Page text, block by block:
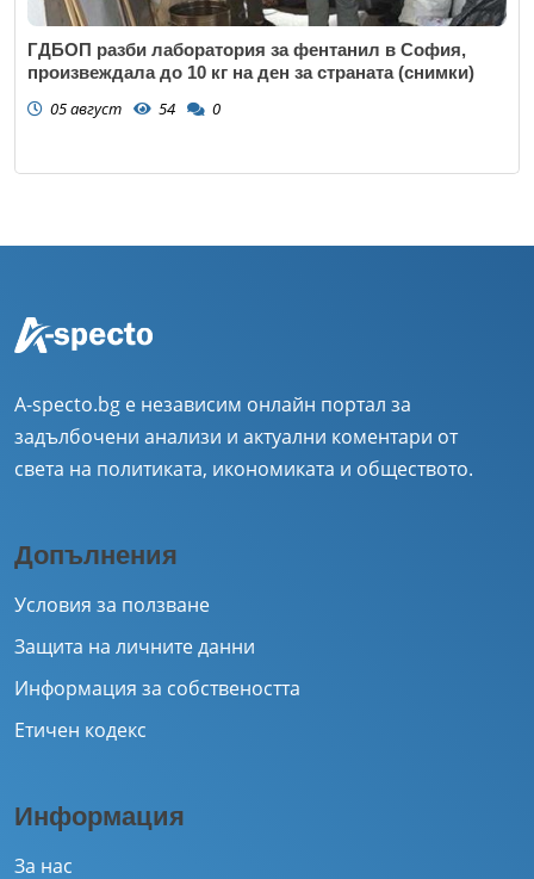
ГДБОП разби лаборатория за фентанил в София,
произвеждала до 10 кг на ден за страната (снимки)
05 август 54 0
A-specto.bg е независим онлайн портал за
задълбочени анализи и актуални коментари от
света на политиката, икономиката и обществото.
Допълнения
Условия за ползване
Защита на личните данни
Информация за собствеността
Етичен кодекс
Информация
За нас